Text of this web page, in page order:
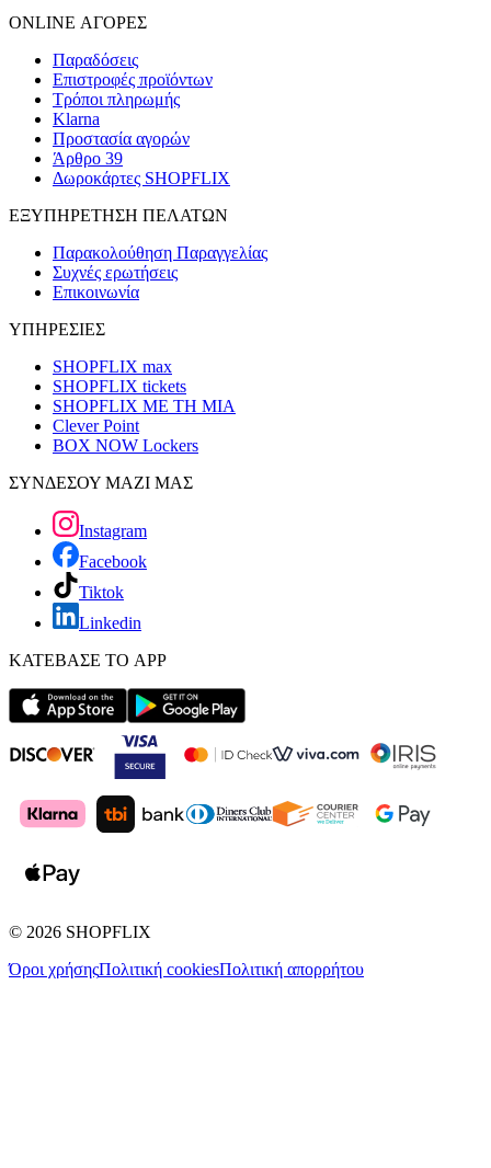
ONLINE ΑΓΟΡΕΣ
Παραδόσεις
Επιστροφές προϊόντων
Τρόποι πληρωμής
Klarna
Προστασία αγορών
Άρθρο 39
Δωροκάρτες SHOPFLIX
ΕΞΥΠΗΡΕΤΗΣΗ ΠΕΛΑΤΩΝ
Παρακολούθηση Παραγγελίας
Συχνές ερωτήσεις
Επικοινωνία
ΥΠΗΡΕΣΙΕΣ
SHOPFLIX max
SHOPFLIX tickets
SHOPFLIX ΜΕ ΤΗ ΜΙΑ
Clever Point
BOX NOW Lockers
ΣΥΝΔΕΣΟΥ ΜΑΖΙ ΜΑΣ
Instagram
Facebook
Tiktok
Linkedin
ΚΑΤΕΒΑΣΕ ΤΟ APP
© 2026 SHOPFLIX
Όροι χρήσηςΠολιτική cookiesΠολιτική απορρήτου